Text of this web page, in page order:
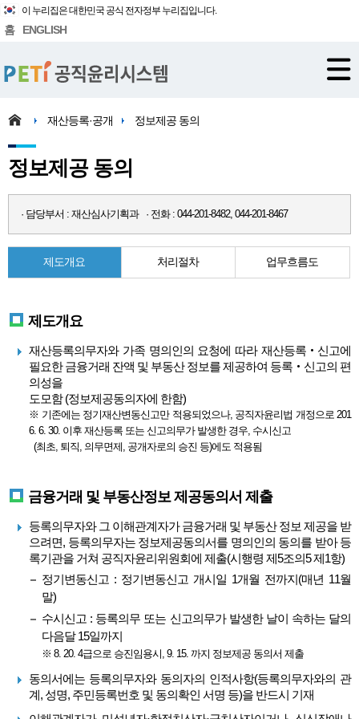
이 누리집은 대한민국 공식 전자정부 누리집입니다.
홈 ENGLISH
재산등록·공개 정보제공 동의
정보제공 동의
· 담당부서 : 재산심사기획과 · 전화 : 044-201-8482, 044-201-8467
제도개요 처리절차 업무흐름도
제도개요
재산등록의무자와 가족 명의인의 요청에 따라 재산등록‧신고에
필요한 금융거래 잔액 및 부동산 정보를 제공하여 등록‧신고의 편
의성을
도모함 (정보제공동의자에 한함)
※ 기존에는 정기재산변동신고만 적용되었으나, 공직자윤리법 개정으로 201
6. 6. 30. 이후 재산등록 또는 신고의무가 발생한 경우, 수시신고
(최초, 퇴직, 의무면제, 공개자로의 승진 등)에도 적용됨
금융거래 및 부동산정보 제공동의서 제출
등록의무자와 그 이해관계자가 금융거래 및 부동산 정보 제공을 받
으려면, 등록의무자는 정보제공동의서를 명의인의 동의를 받아 등
록기관을 거쳐 공직자윤리위원회에 제출(시행령 제5조의5 제1항)
정기변동신고 : 정기변동신고 개시일 1개월 전까지(매년 11월
말)
수시신고 : 등록의무 또는 신고의무가 발생한 날이 속하는 달의
다음달 15일까지
※ 8. 20. 4급으로 승진임용시, 9. 15. 까지 정보제공 동의서 제출
동의서에는 등록의무자와 동의자의 인적사항(등록의무자와의 관
계, 성명, 주민등록번호 및 동의확인 서명 등)을 반드시 기재